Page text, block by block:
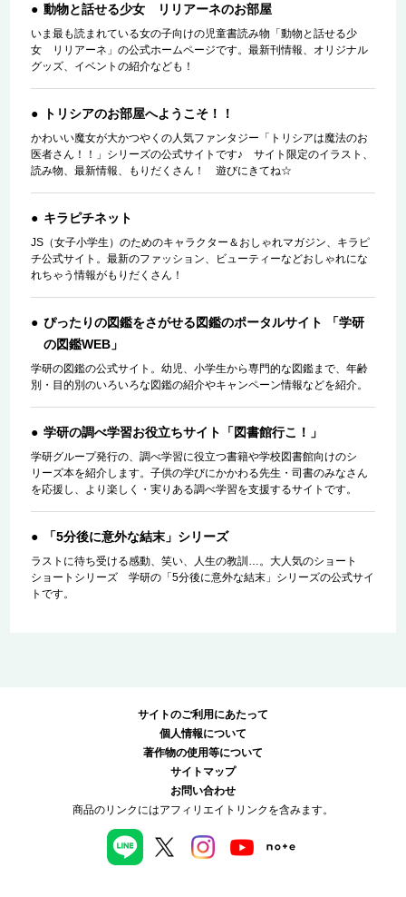
動物と話せる少女 リリアーネのお部屋
いま最も読まれている女の子向けの児童書読み物「動物と話せる少
女 リリアーネ」の公式ホームページです。最新刊情報、オリジナル
グッズ、イベントの紹介なども！
トリシアのお部屋へようこそ！！
かわいい魔女が大かつやくの人気ファンタジー「トリシアは魔法のお
医者さん！！」シリーズの公式サイトです♪ サイト限定のイラスト、
読み物、最新情報、もりだくさん！ 遊びにきてね☆
キラピチネット
JS（女子小学生）のためのキャラクター＆おしゃれマガジン、キラピ
チ公式サイト。最新のファッション、ビューティーなどおしゃれにな
れちゃう情報がもりだくさん！
ぴったりの図鑑をさがせる図鑑のポータルサイト 「学研
の図鑑WEB」
学研の図鑑の公式サイト。幼児、小学生から専門的な図鑑まで、年齢
別・目的別のいろいろな図鑑の紹介やキャンペーン情報などを紹介。
学研の調べ学習お役立ちサイト「図書館行こ！」
学研グループ発行の、調べ学習に役立つ書籍や学校図書館向けのシ
リーズ本を紹介します。子供の学びにかかわる先生・司書のみなさん
を応援し、より楽しく・実りある調べ学習を支援するサイトです。
「5分後に意外な結末」シリーズ
ラストに待ち受ける感動、笑い、人生の教訓…。大人気のショート
ショートシリーズ 学研の「5分後に意外な結末」シリーズの公式サイ
トです。
サイトのご利用にあたって
個人情報について
著作物の使用等について
サイトマップ
お問い合わせ
商品のリンクにはアフィリエイトリンクを含みます。